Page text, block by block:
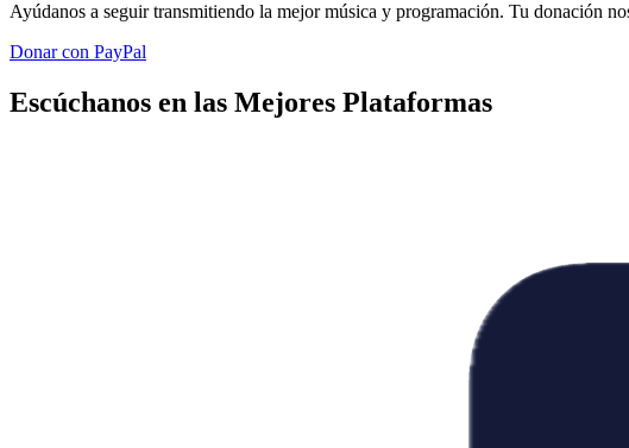
Ayúdanos a seguir transmitiendo la mejor música y programación. Tu donación
Donar con PayPal
Escúchanos en las Mejores Plataformas